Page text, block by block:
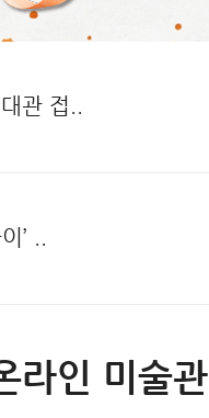
관 접..
’ ..
라인 미술관